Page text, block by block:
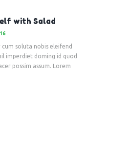
with Salad
soluta nobis eleifend
imperdiet doming id quod
possim assum. Lorem